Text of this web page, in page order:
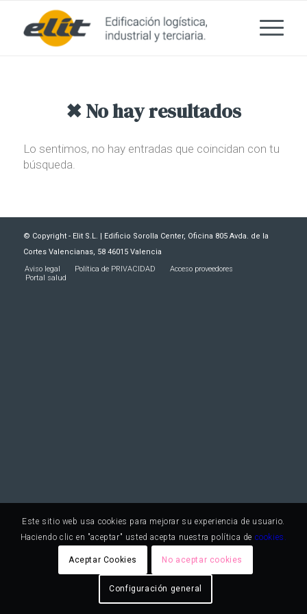
✖ No hay resultados
Lo sentimos, no hay entradas que coincidan con tu
búsqueda.
© Copyright - Elit S.L. | Edificio Sorolla Center, Oficina 805 Avda. de la
Cortes Valencianas, 58 46015 Valencia
Aviso legal
Política de PRIVACIDAD
Acceso proveedores
Portal salud
Este sitio web usa cookies para mejorar su experiencia de usuario.
Haciendo clic en "aceptar" usted acepta nuestra política de cookies.
Aceptar Cookies No aceptar cookies
Configuración general